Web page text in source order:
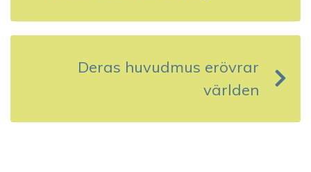
g
a
Deras huvudmus erövrar
världen